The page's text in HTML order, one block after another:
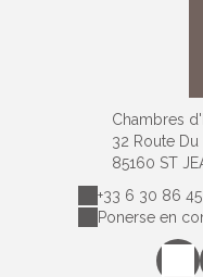
Chambres
32 Route Du
85160 ST
+33 6 30 86
Ponerse en